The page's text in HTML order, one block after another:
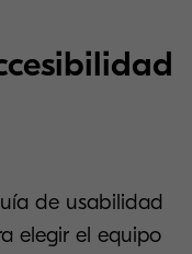
de usabilidad
elegir el equipo